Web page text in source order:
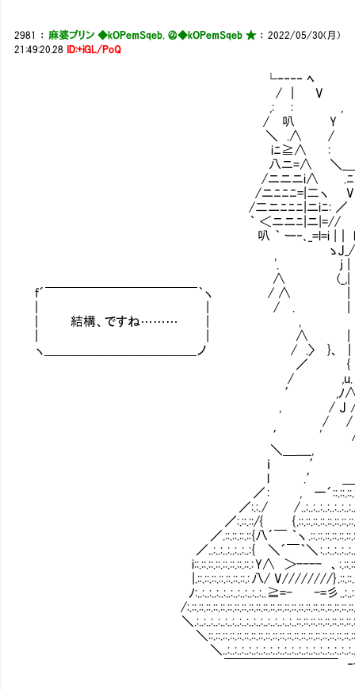
2981 ： 麻婆プリン ◆kOPemSqeb. ＠◆kOPemSqeb ★：2022/05/30(月)
21:49:20.28
ID:+iGL/PoQ
└‐‐‐‐ ﾍ ／ー
/ | V , |
,: : , { /
/ 叭 Y V
＼ .∧ / . .′
iﾆ≧∧ : } .≦
八ニ=∧ ＼_＿/ '
/ニニニi∧ .ﾆ.′ /ニ
/ニﾆﾆﾆ=|二ヽ V /二
/二ニﾆﾆﾆ|ニiﾆ: ／ / !二
｀ ＜ニニﾆ|ニ|=// ﾆ|ニニ
叭 ｀ ー‐､_=l=i |｜ l lﾆ|ニ
ゝJ_//ノヽ＞
'. j |
∧ (_,|
f´￣￣￣￣￣￣￣￣￣￣￣￣｀
| | / . |
| 結構、ですね………
| | ∧ |
ヽ＿＿＿＿＿＿＿＿＿＿＿＿ ノ / .〉 }、 |
／ {
/ ,u.
′ ,ﾉ∧
, / J ∧
/ / ∧
′ ' / ∧
＼＿____, / .､
ｉ ′
l .′ ＿＿＿
／ : , 一
／:.:. / /
／:.::.::/{ {
／.::.::.::.:: {八´￣ ｀ヽ
／..:..:..:..:..:..: { ＼´￣｀＼ :..:..:..:..:..:..:..:..:..: /
i::.::.::.::.::.::.::.::.: Y∧ ＞---- 、:.::.::.::./´￣￣
|.::.::.::.::.::.::.::.: 八/ V////////} .::.::.:..
ﾉ:..:..:..:..:..:..:..:..:..:.. ≧=- -=彡 ..:..:..:. ≧=--
/
＼
＼
＼
￣￣￣￣￣￣￣￣￣ ‐- _